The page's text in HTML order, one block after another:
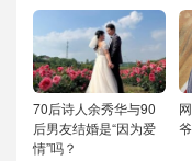
70后诗人余秀华与90
后男友结婚是“因为爱
情”吗？